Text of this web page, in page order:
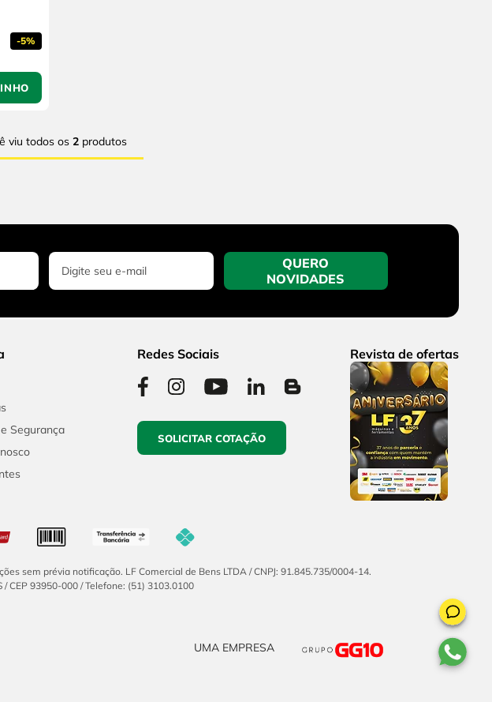
-5%
viu todos os 2produtos
QUERO
NOVIDADES
Segurança
Redes Sociais
SOLICITAR COTAÇÃO
Revista de ofertas
sem prévia notificação. LF Comercial de Bens LTDA / CNPJ: 91.845.735/0004-14.
/ CEP 93950-000 / Telefone: (51) 3103.0100
UMA EMPRESA